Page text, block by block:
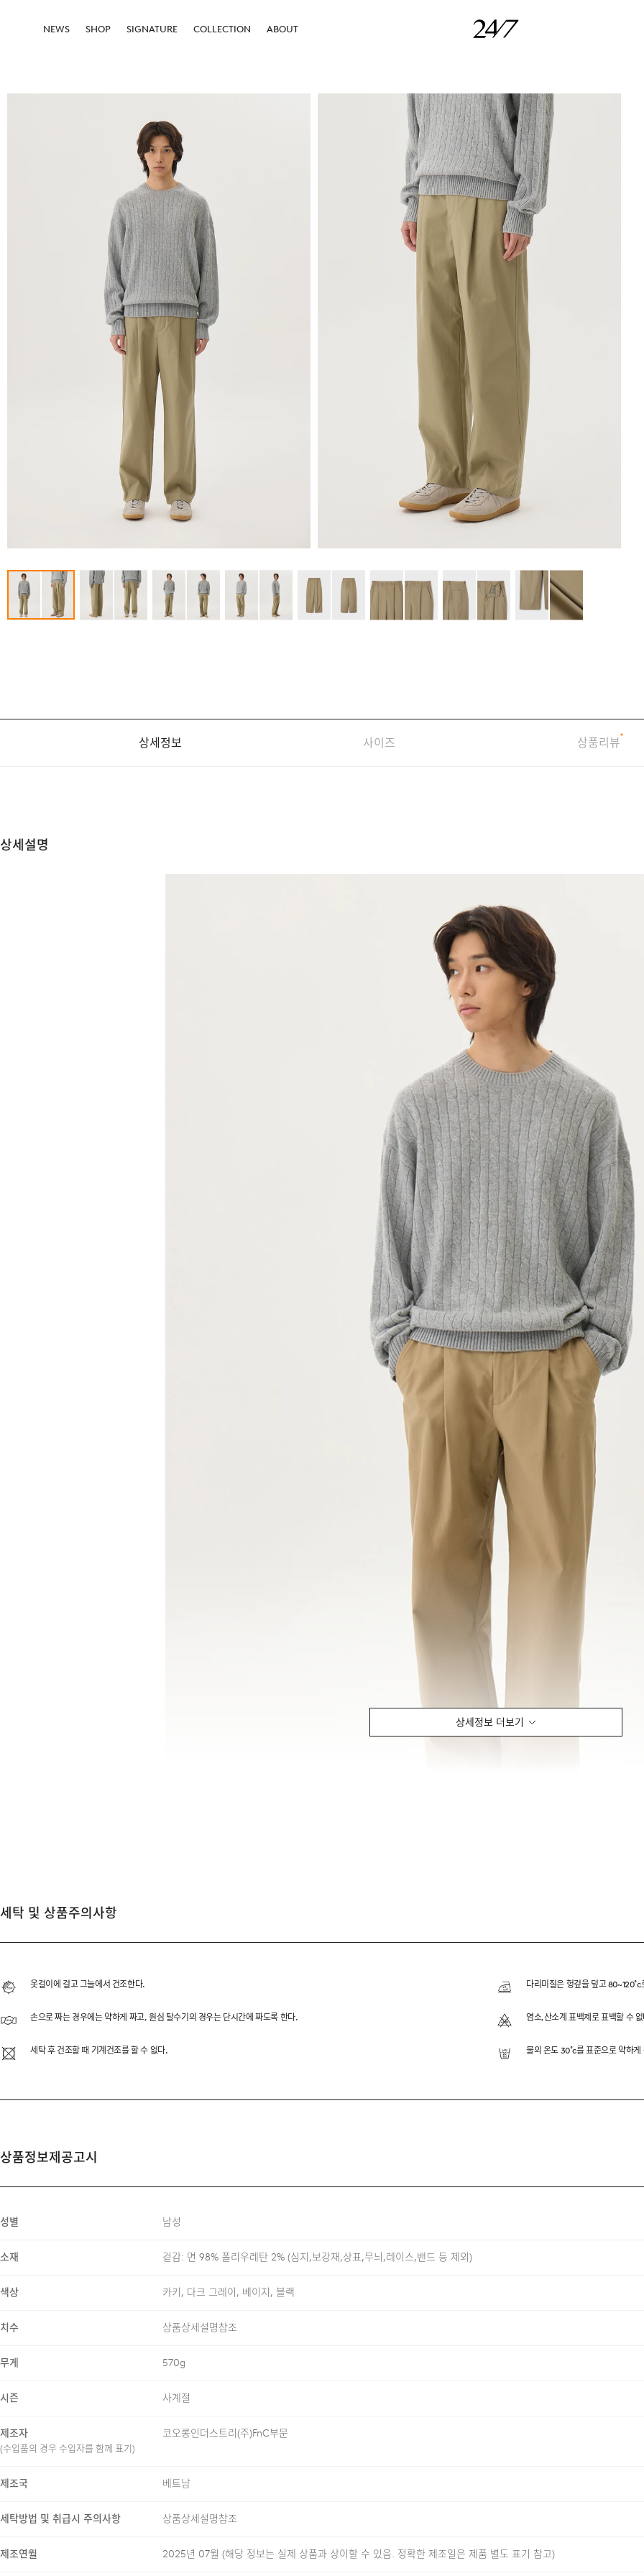
NEWS SHOP SIGNATURE COLLECTION ABOUT
상세정보 사이즈 상품리뷰
상세정보 더보기
상세설명
어디에나 매칭하시더라도 편안하면서, 안정적인 느낌으로 착용하실 수 있도록 제작했습니
편안함과 정제된 외관을 위하여, 원단부터 디테일까지 하나하나 세심하게 고민했습니다.
ONE PLEAT
AI SUMMARY
사이드 밴딩과 원 플리츠로 여유롭고 편안한 핏이에요.
COMFORT INDEX (편안함 지수)
세탁 및 상품주의사항
옷걸이에 걸고 그늘에서 건조한다. 다리미질은 헝겊을 덮고
손으로 짜는 경우에는 약하게 짜고, 원심 탈수기의 경우는 단시간에 짜도록 한다. 염소,산소계 표백제로 표백할 수
세탁 후 건조할 때 기계건조를 할 수 없다. 물의 온도 30˚c를 표준으로 약하
상품정보제공고시
성별 남성
소재 겉감: 면 98% 폴리우레탄 2% (심지,보강재,상표,무늬,레이스,밴드 등 제외)
색상 카키, 다크 그레이, 베이지, 블랙
치수 상품상세설명참조
무게 570g
시즌 사계절
제조자
(수입품의 경우 수입자를 함께 표기)
코오롱인더스트리(주)FnC부문
제조국 베트남
세탁방법 및 취급시 주의사항 상품상세설명참조
제조연월 2025년 07월 (해당 정보는 실제 상품과 상이할 수 있음. 정확한 제조일은 제품 별도 표기 참고)